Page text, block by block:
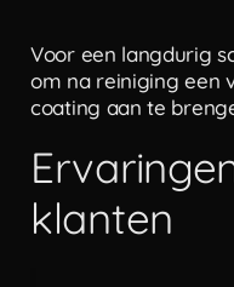
Voor een langdurig
om na reiniging een
coating aan te
klanten